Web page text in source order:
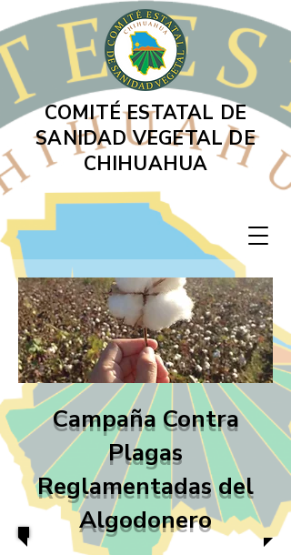
COMITÉ ESTATAL DE
SANIDAD VEGETAL DE
CHIHUAHUA
Campaña Contra
Plagas
Reglamentadas del
Algodonero